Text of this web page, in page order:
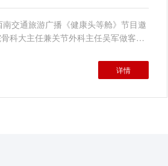
交通旅游广播《健康头等舱》节目邀
科大主任兼关节外科主任吴军做客直
详情